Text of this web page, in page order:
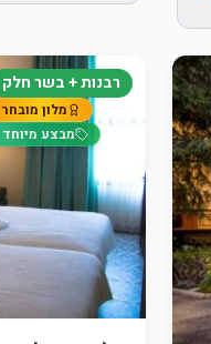
רבנות + בשר חלק
מלון מובחר
מבצע מיוחד